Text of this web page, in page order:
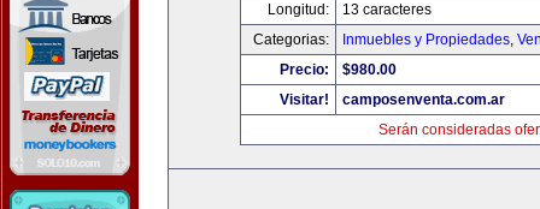
Longitud:
13 caracteres
Categorias:
Inmuebles y Propiedades,
Precio:
$980.00
Visitar!
camposenventa.com.ar
Serán consideradas